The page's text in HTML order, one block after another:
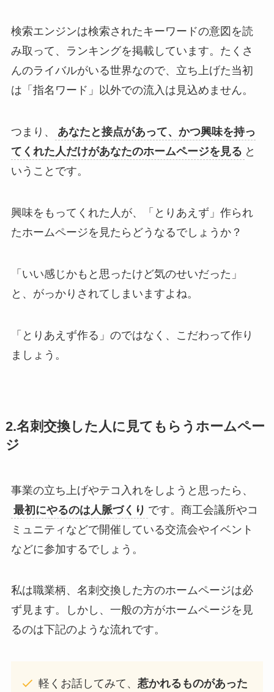
検索エンジンは検索されたキーワードの意図を読
み取って、ランキングを掲載しています。たくさ
んのライバルがいる世界なので、立ち上げた当初
は「指名ワード」以外での流入は見込めません。
つまり、
あなたと接点があって、かつ興味を持っ
てくれた人だけがあなたのホームページを見る と
いうことです。
興味をもってくれた人が、「とりあえず」作られ
たホームページを見たらどうなるでしょうか？
「いい感じかもと思ったけど気のせいだった」
と、がっかりされてしまいますよね。
「とりあえず作る」のではなく、こだわって作り
ましょう。
2.名刺交換した人に見てもらうホームペー
ジ
事業の立ち上げやテコ入れをしようと思ったら、
最初にやるのは人脈づくり です。商工会議所やコ
ミュニティなどで開催している交流会やイベント
などに参加するでしょう。
私は職業柄、名刺交換した方のホームページは必
ず見ます。しかし、一般の方がホームページを見
るのは下記のような流れです。
軽くお話してみて、 惹かれるものがあった